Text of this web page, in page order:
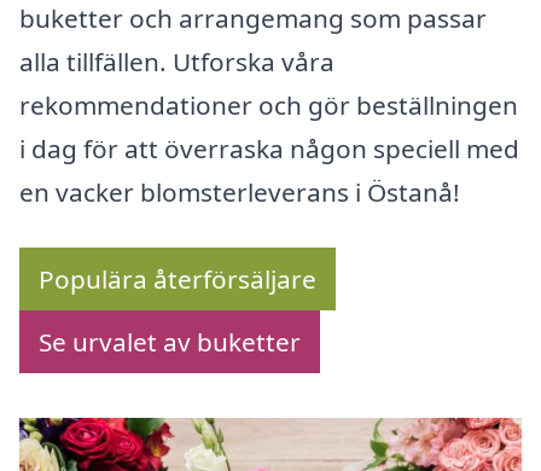
buketter och arrangemang som passar
alla tillfällen. Utforska våra
rekommendationer och gör beställningen
i dag för att överraska någon speciell med
en vacker blomsterleverans i Östanå!
Populära återförsäljare
Se urvalet av buketter